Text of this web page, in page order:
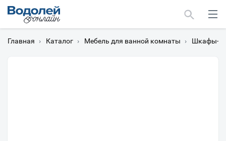
Главная › Каталог › Мебель для ванной комнаты › Шкафы-